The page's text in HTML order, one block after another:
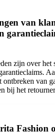
van
zijn over het
van
bij het
Fashion